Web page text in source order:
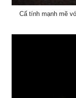
Cấ tính mạnh mẽ